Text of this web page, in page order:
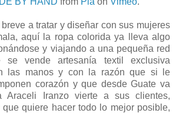
breve a tratar y diseñar con sus mujeres
aquí la ropa colorida ya lleva algo
y viajando a una pequeña red
se vende artesanía textil exclusiva
las manos y con la razón que si le
corazón y que desde Guate va
Araceli Iranzo vierte a sus clientes,
que quiere hacer todo lo mejor posible,